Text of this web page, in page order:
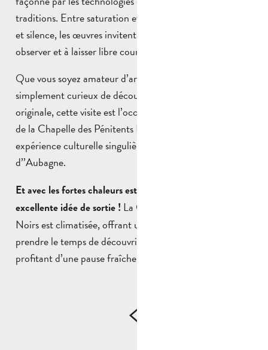
traditions. Entre saturation et minimalisme, mouvement
et silence, les œuvres invitent chaque visiteur à ralentir, à
observer et à laisser libre cours à son interprétation.
Que vous soyez amateur d’art contemporain ou
simplement curieux de découvrir une exposition
originale, cette visite est l’occasion de pousser les portes
de la Chapelle des Pénitents Noirs et de vivre une
expérience culturelle singulière au cœur du centre-ville
d’’Aubagne.
Et avec les fortes chaleurs estivales, c’est aussi une
excellente idée de sortie ! La Chapelle des Pénitents
Noirs est climatisée, offrant un cadre agréable pour
prendre le temps de découvrir les œuvres tout en
profitant d’une pause fraîcheur au cœur de la ville.